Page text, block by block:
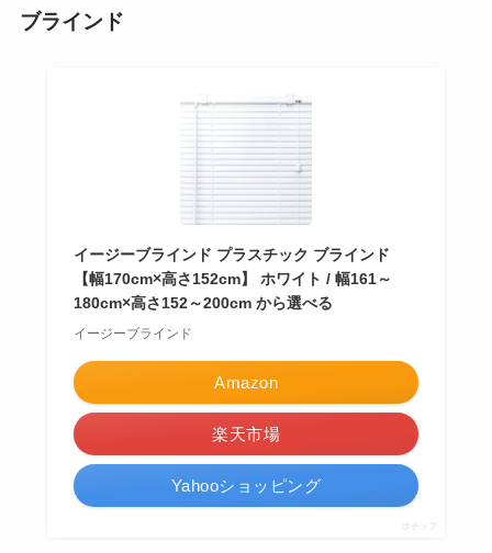
ブラインド
イージーブラインド プラスチック ブラインド
【幅170cm×高さ152cm】 ホワイト / 幅161～
180cm×高さ152～200cm から選べる
イージーブラインド
Amazon
楽天市場
Yahooショッピング
ポチップ